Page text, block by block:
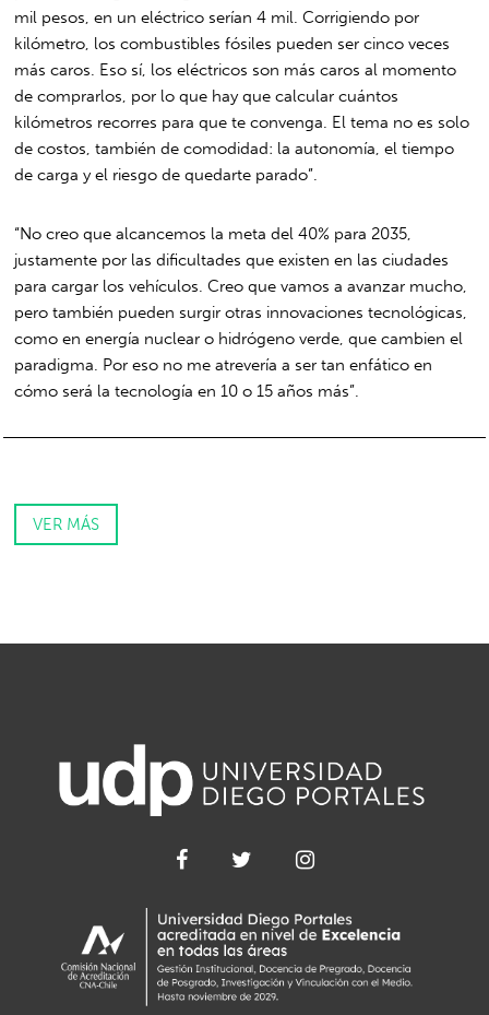
mil pesos, en un eléctrico serían 4 mil. Corrigiendo por
kilómetro, los combustibles fósiles pueden ser cinco veces
más caros. Eso sí, los eléctricos son más caros al momento
de comprarlos, por lo que hay que calcular cuántos
kilómetros recorres para que te convenga. El tema no es solo
de costos, también de comodidad: la autonomía, el tiempo
de carga y el riesgo de quedarte parado”.
“No creo que alcancemos la meta del 40% para 2035,
justamente por las dificultades que existen en las ciudades
para cargar los vehículos. Creo que vamos a avanzar mucho,
pero también pueden surgir otras innovaciones tecnológicas,
como en energía nuclear o hidrógeno verde, que cambien el
paradigma. Por eso no me atrevería a ser tan enfático en
cómo será la tecnología en 10 o 15 años más”.
VER MÁS